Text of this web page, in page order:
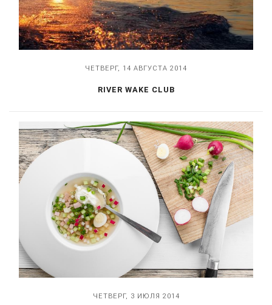
ЧЕТВЕРГ, 14 АВГУСТА 2014
RIVER WAKE CLUB
ЧЕТВЕРГ, 3 ИЮЛЯ 2014